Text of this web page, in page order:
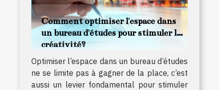
Comment optimiser l'espace dans
un bureau d'études pour stimuler la
créativité?
Optimiser l’espace dans un bureau d’études
ne se limite pas à gagner de la place, c’est
aussi un levier fondamental pour stimuler